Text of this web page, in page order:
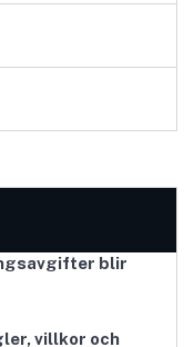
blir
villkor och